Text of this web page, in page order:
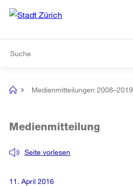
Navigation
[no
Medienmitteilungen 2008–2019
Seite vorlesen
Medienmitteilung
11. April 2016